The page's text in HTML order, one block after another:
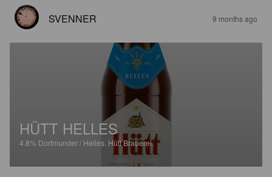
SVENNER 9 months ago
HÜTT HELLES
4.8% Dortmunder / Helles. Hütt Brauerei.